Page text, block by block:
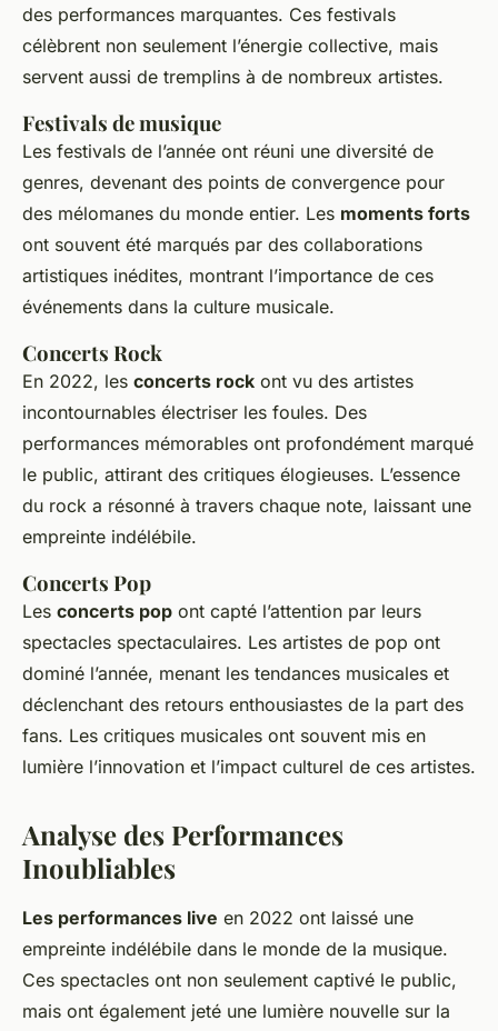
des performances marquantes. Ces festivals
célèbrent non seulement l’énergie collective, mais
servent aussi de tremplins à de nombreux artistes.
Festivals de musique
Les festivals de l’année ont réuni une diversité de
genres, devenant des points de convergence pour
des mélomanes du monde entier. Les moments forts
ont souvent été marqués par des collaborations
artistiques inédites, montrant l’importance de ces
événements dans la culture musicale.
Concerts Rock
En 2022, les concerts rock ont vu des artistes
incontournables électriser les foules. Des
performances mémorables ont profondément marqué
le public, attirant des critiques élogieuses. L’essence
du rock a résonné à travers chaque note, laissant une
empreinte indélébile.
Concerts Pop
Les concerts pop ont capté l’attention par leurs
spectacles spectaculaires. Les artistes de pop ont
dominé l’année, menant les tendances musicales et
déclenchant des retours enthousiastes de la part des
fans. Les critiques musicales ont souvent mis en
lumière l’innovation et l’impact culturel de ces artistes.
Analyse des Performances
Inoubliables
Les performances live en 2022 ont laissé une
empreinte indélébile dans le monde de la musique.
Ces spectacles ont non seulement captivé le public,
mais ont également jeté une lumière nouvelle sur la